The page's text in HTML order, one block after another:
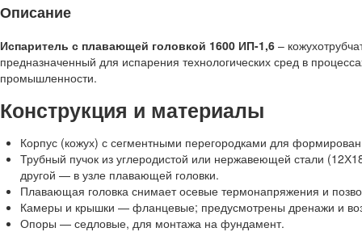
Описание
Испаритель с плавающей головкой 1600 ИП-1,6 –
предназначенный для испарения технологических сред в
промышленности.
Конструкция и материалы
Корпус (кожух) с сегментными перегородками для
Трубный пучок из углеродистой или нержавеющей стали
другой — в узле плавающей головки.
Плавающая головка снимает осевые термонапряжения и
Камеры и крышки — фланцевые; предусмотрены дренажи и
Опоры — седловые, для монтажа на фундамент.